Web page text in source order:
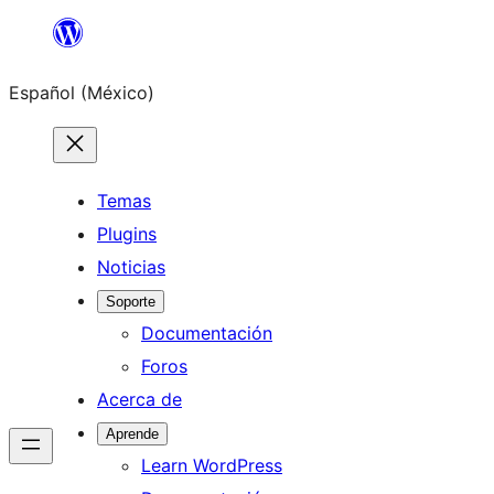
Saltar
contenido
Español (México)
Temas
Plugins
Noticias
Soporte
Documentación
Foros
Acerca de
Aprende
Learn WordPress